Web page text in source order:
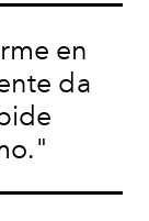
en
da